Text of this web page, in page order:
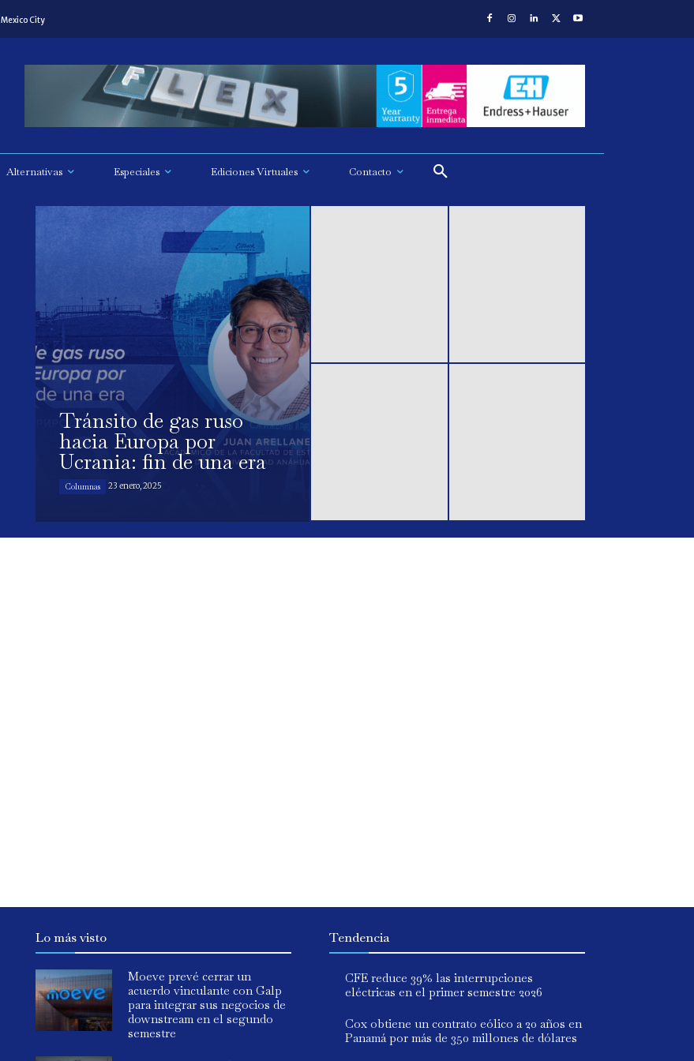
Mexico City
Alternativas Especiales Ediciones Virtuales Contacto
Tránsito de gas ruso
hacia Europa por
Ucrania: fin de una era
Columnas 23 enero, 2025
Lo más visto
Moeve prevé cerrar un
acuerdo vinculante con Galp
para integrar sus negocios de
downstream en el segundo
semestre
Tendencia
CFE reduce 39% las interrupciones
eléctricas en el primer semestre 2026
Cox obtiene un contrato eólico a 20 años en
Panamá por más de 350 millones de dólares